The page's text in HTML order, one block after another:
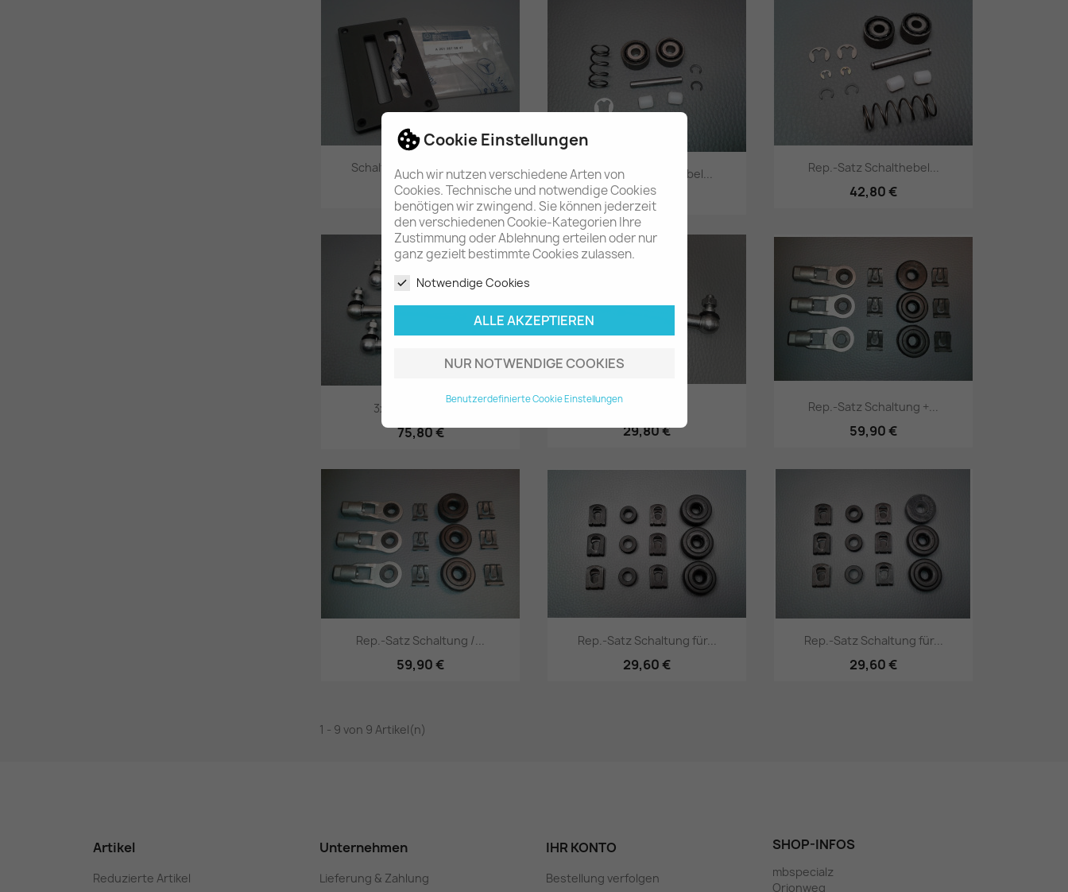
Cookie Einstellungen
Auch wir nutzen verschiedene Arten von
Cookies. Technische und notwendige Cookies
benötigen wir zwingend. Sie können jederzeit
den verschiedenen Cookie-Kategorien Ihre
Zustimmung oder Ablehnung erteilen oder nur
ganz gezielt bestimmte Cookies zulassen.
Notwendige Cookies
ALLE AKZEPTIEREN
NUR NOTWENDIGE COOKIES
Benutzerdefinierte Cookie Einstellungen
Vorschau
Schaltkulisse Automatik...
17,80 €
Vorschau
Rep.-Satz Schalthebel...
41,60 €
Rep.-Satz Schalthebel...
42,80 €
3x Regelstange...
75,80 €
Regelstange...
29,80 €
Rep.-Satz Schaltung +...
59,90 €
Rep.-Satz Schaltung /...
59,90 €
Rep.-Satz Schaltung für...
29,60 €
Rep.-Satz Schaltung für...
29,60 €
1 - 9 von 9 Artikel(n)
Artikel
Reduzierte Artikel
Unternehmen
Lieferung & Zahlung
IHR KONTO
Bestellung verfolgen
SHOP-INFOS
mbspecialz
Orionweg